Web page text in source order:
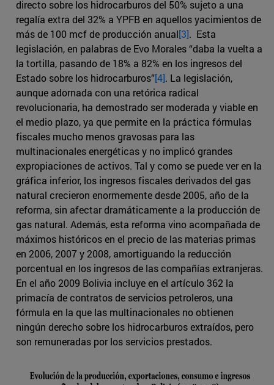
directo sobre los hidrocarburos del 50% sujeto a una
regalía extra del 32% a YPFB en aquellos yacimientos de
más de 100 mcf de producción anual[3]. Esta
legislación, en palabras de Evo Morales “daba la vuelta a
la tortilla, pasando de 18% a 82% en los ingresos del
Estado sobre los hidrocarburos”[4]. La legislación,
aunque adornada con una retórica radical
revolucionaria, ha demostrado ser moderada y viable en
el medio plazo, ya que permite en la práctica fórmulas
fiscales mucho menos gravosas para las
multinacionales energéticas y no implicó grandes
expropiaciones de activos. Tal y como se puede ver en la
gráfica inferior, los ingresos fiscales derivados del gas
natural crecieron enormemente desde 2005, año de la
reforma, sin afectar dramáticamente a la producción de
gas natural. Además, esta reforma vino acompañada de
máximos históricos en el precio de las materias primas
en 2006, 2007 y 2008, amortiguando la reducción
porcentual en los ingresos de las compañías extranjeras.
En el año 2009 Bolivia incluye en el artículo 362 la
primacía de contratos de servicios petroleros, una
fórmula en la que las multinacionales no obtienen
ningún derecho sobre los hidrocarburos extraídos, pero
son remuneradas por los servicios prestados.